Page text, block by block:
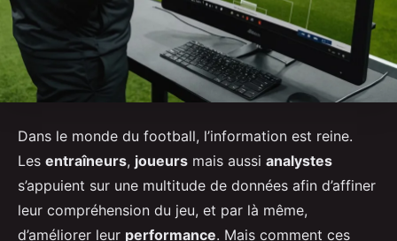
Dans le monde du football, l’information est reine.
Les entraîneurs, joueurs mais aussi analystes
s’appuient sur une multitude de données afin d’affiner
leur compréhension du jeu, et par là même,
d’améliorer leur performance. Mais comment ces